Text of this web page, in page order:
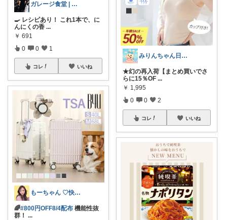
ガレージ食堂 | 開業準備中
🍳 レシピあり！ これ1本で、に
んにくの香 ...
￥ 691
0 0 1
コレ いいね
もーちゃん ♡快適生活~旅行大好き🌈✨
🌈#800円OFF8/4配布 機能性抜
群！ ...
みりんちゃん日曜品専門店
★幻の再入荷【まとめ買いでさ
らに15％OF ...
￥ 1,995
0 0 2
コレ いいね